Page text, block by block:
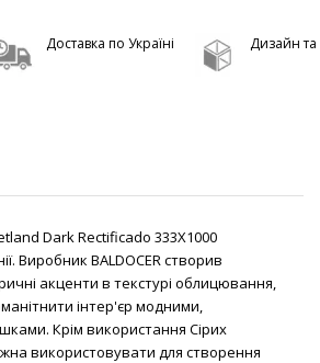
Доставка по Україні Дизайн та
Dark Rectificado 333X1000
Виробник BALDOCER створив
акценти в текстурі облицювання,
інтер'єр модними,
Крім використання Сірих
використовувати для створення